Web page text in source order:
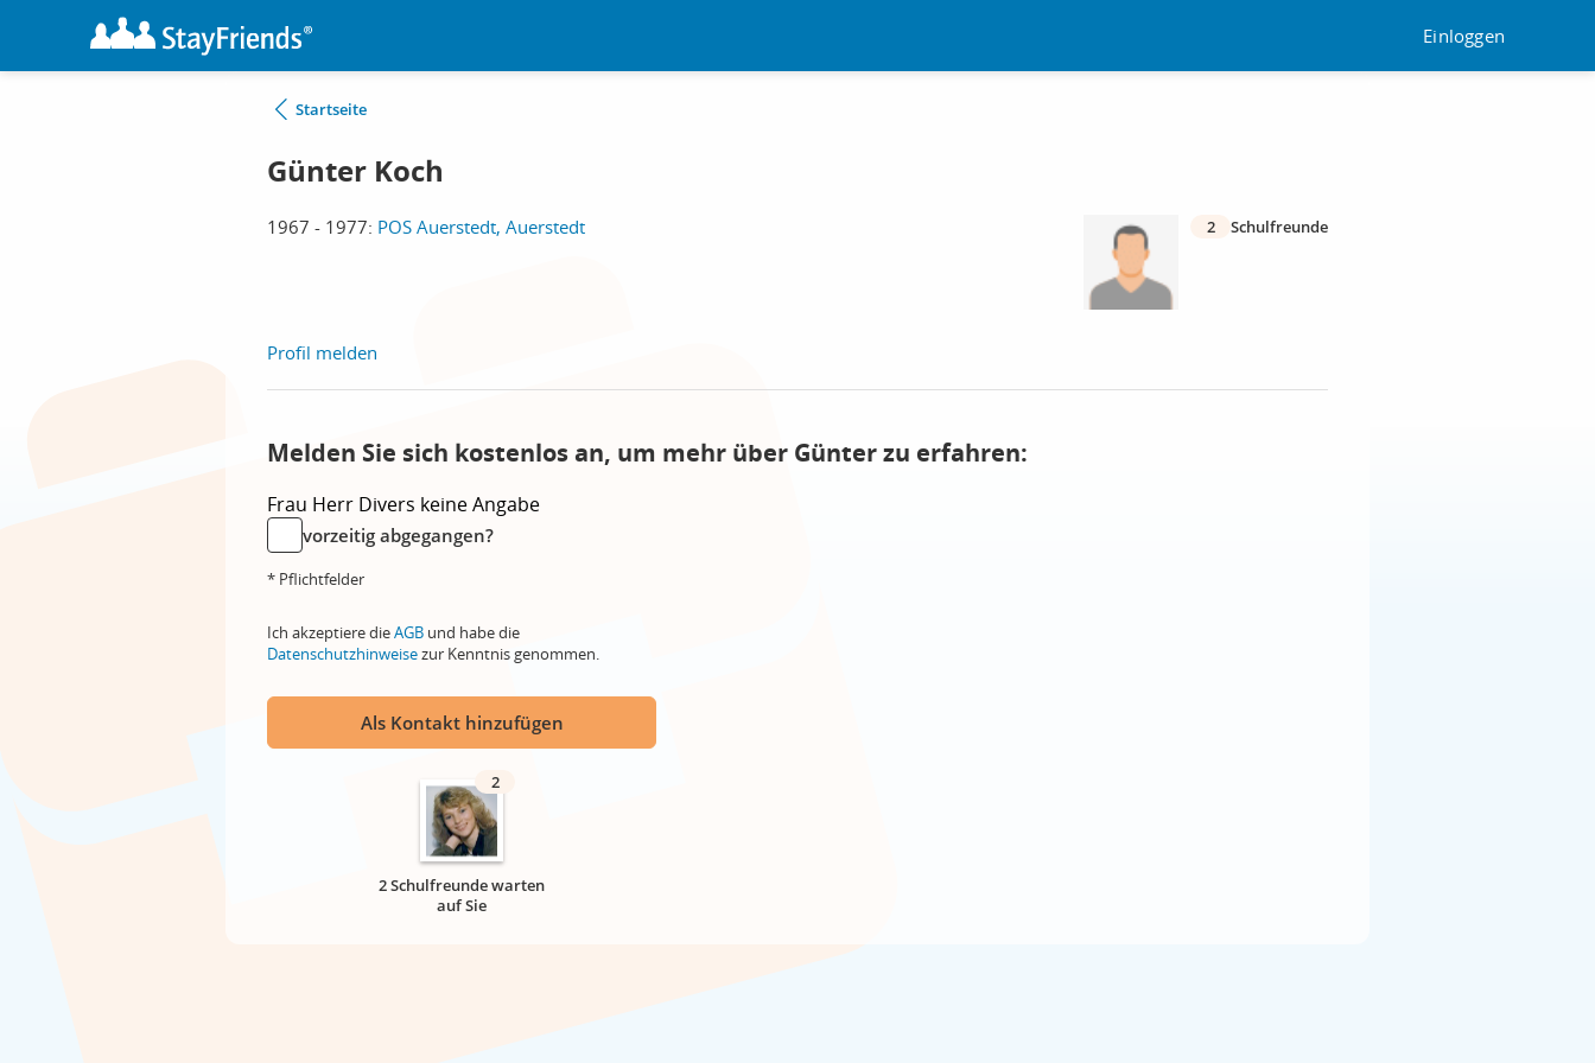
Einloggen
Startseite
Günter Koch
1967 - 1977: POS Auerstedt, Auerstedt 2 Schulfreunde
Profil melden
Melden Sie sich kostenlos an, um mehr über Günter zu erfahren:
Frau Herr Divers keine Angabe
vorzeitig abgegangen?
* Pflichtfelder
Ich akzeptiere dieAGB und habe die
Datenschutzhinweisezur Kenntnis genommen.
Als Kontakt hinzufügen
2
2 Schulfreunde warten
auf Sie